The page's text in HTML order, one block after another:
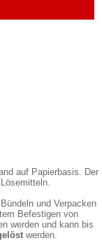
auf Papierbasis. Der
und Verpacken
Befestigen von
werden und kann bis
werden.